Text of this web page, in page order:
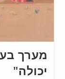
מערך
יכולה"